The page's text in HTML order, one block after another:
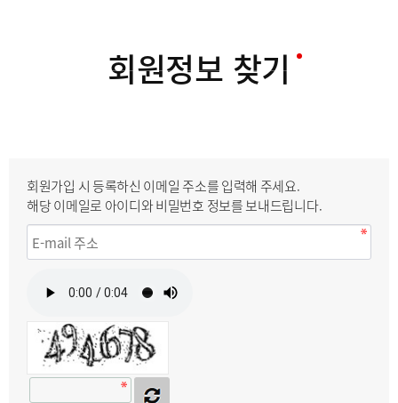
회원정보 찾기
회원가입 시 등록하신 이메일 주소를 입력해 주세요.
해당 이메일로 아이디와 비밀번호 정보를 보내드립니다.